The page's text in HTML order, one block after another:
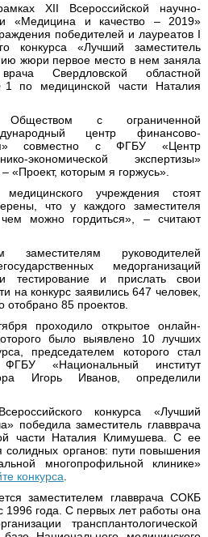
XII Всероссийской научно-
«Медицина и качество – 2019»
победителей и лауреатов I
конкурса «Лучший заместитель
жюри первое место в нем заняла
Свердловской областной
по медицинской части Наталия
Обществом с ограниченной
центр финансово-
совместно с ФГБУ «Центр
экономической экспертизы»
«Проект, которым я горжусь».
учреждения стоят
что у каждого заместителя
можно гордиться», – считают
руководителей
медорганизаций
тестирование и прислать свои
на конкурс заявились 647 человек,
отобрано 85 проектов.
проходило открытое онлайн-
было выявлено 10 лучших
председателем которого стал
«Национальный институт
Игорь Иванов, определили
конкурса «Лучший
победила заместитель главврача
части Наталия Климушева. С ее
солидных органов: пути повышения
многопрофильной клинике»
конкурса
заместителем главврача СОКБ
года. С первых лет работы она
трансплантологической